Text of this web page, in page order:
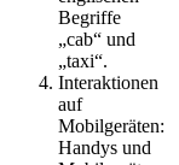
Begriffe
„cab“ und
„taxi“.
Interaktionen
auf
Mobilgeräten:
Handys und